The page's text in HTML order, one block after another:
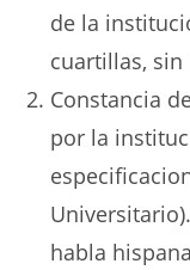
de la
cuartillas, sin
Constancia
por la
habla